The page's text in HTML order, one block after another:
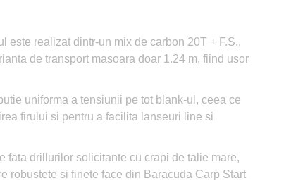
este realizat dintr-un mix de carbon 20T + F.S.,
de transport masoara doar 1.24 m, fiind usor
uniforma a tensiunii pe tot blank-ul, ceea ce
firului si pentru a facilita lanseuri line si
fata drillurilor solicitante cu crapi de talie mare,
robustete si finete face din Baracuda Carp Start